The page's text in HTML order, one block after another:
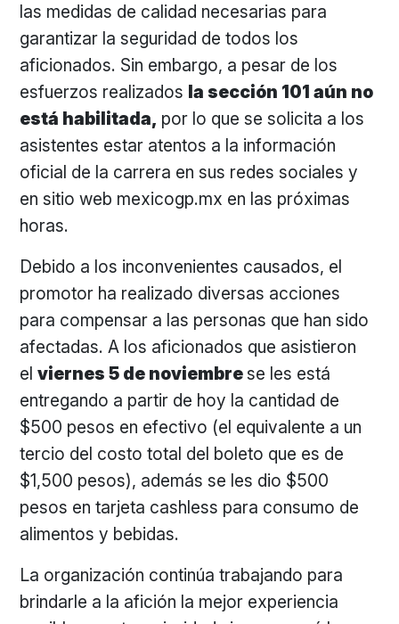
las medidas de calidad necesarias para
garantizar la seguridad de todos los
aficionados. Sin embargo, a pesar de los
esfuerzos realizados la sección 101 aún no
está habilitada, por lo que se solicita a los
asistentes estar atentos a la información
oficial de la carrera en sus redes sociales y
en sitio web mexicogp.mx en las próximas
horas.
Debido a los inconvenientes causados, el
promotor ha realizado diversas acciones
para compensar a las personas que han sido
afectadas. A los aficionados que asistieron
elviernes 5 de noviembrese les está
entregando a partir de hoy la cantidad de
$500 pesos en efectivo (el equivalente a un
tercio del costo total del boleto que es de
$1,500 pesos), además se les dio $500
pesos en tarjeta cashless para consumo de
alimentos y bebidas.
La organización continúa trabajando para
brindarle a la afición la mejor experiencia